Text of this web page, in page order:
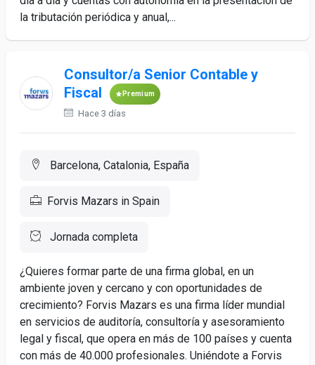
la tributación periódica y anual,...
Consultor/a Senior Contable y
Fiscal
Premium
Hace 3 días
Barcelona, Catalonia, España
Forvis Mazars in Spain
Jornada completa
¿Quieres formar parte de una firma global, en un
ambiente joven y cercano y con oportunidades de
crecimiento? Forvis Mazars es una firma líder mundial
en servicios de auditoría, consultoría y asesoramiento
legal y fiscal, que opera en más de 100 países y cuenta
con más de 40.000 profesionales. Uniéndote a Forvis